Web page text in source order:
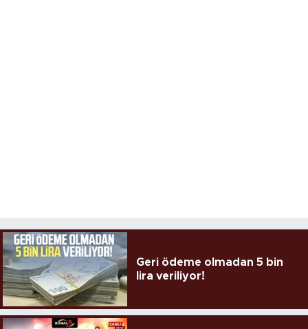
Geri ödeme olmadan 5 bin
lira veriliyor!